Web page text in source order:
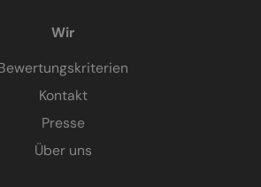
Wir
Kontakt
Presse
Über uns